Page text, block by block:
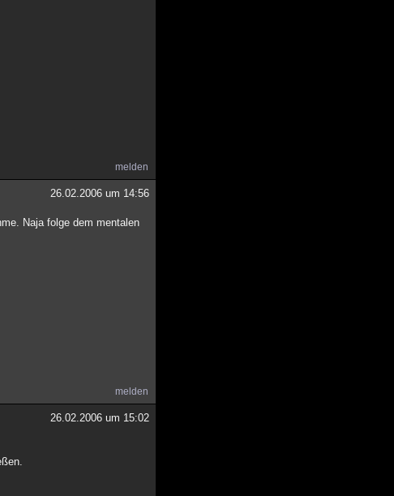
melden
26.02.2006 um 14:56
Naja folge dem mentalen
melden
26.02.2006 um 15:02